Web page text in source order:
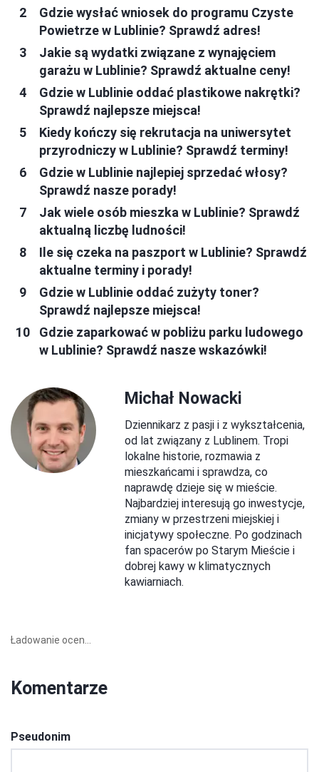
Gdzie wysłać wniosek do programu Czyste
Powietrze w Lublinie? Sprawdź adres!
Jakie są wydatki związane z wynajęciem
garażu w Lublinie? Sprawdź aktualne ceny!
Gdzie w Lublinie oddać plastikowe nakrętki?
Sprawdź najlepsze miejsca!
Kiedy kończy się rekrutacja na uniwersytet
przyrodniczy w Lublinie? Sprawdź terminy!
Gdzie w Lublinie najlepiej sprzedać włosy?
Sprawdź nasze porady!
Jak wiele osób mieszka w Lublinie? Sprawdź
aktualną liczbę ludności!
Ile się czeka na paszport w Lublinie? Sprawdź
aktualne terminy i porady!
Gdzie w Lublinie oddać zużyty toner?
Sprawdź najlepsze miejsca!
Gdzie zaparkować w pobliżu parku ludowego
w Lublinie? Sprawdź nasze wskazówki!
Michał Nowacki
Dziennikarz z pasji i z wykształcenia,
od lat związany z Lublinem. Tropi
lokalne historie, rozmawia z
mieszkańcami i sprawdza, co
naprawdę dzieje się w mieście.
Najbardziej interesują go inwestycje,
zmiany w przestrzeni miejskiej i
inicjatywy społeczne. Po godzinach
fan spacerów po Starym Mieście i
dobrej kawy w klimatycznych
kawiarniach.
Ładowanie ocen...
Komentarze
Pseudonim